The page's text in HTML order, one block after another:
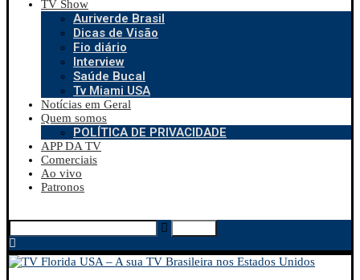
TV Show
Auriverde Brasil
Dicas de Visão
Fio diário
Interview
Saúde Bucal
Tv Miami USA
Notícias em Geral
Quem somos
POLÍTICA DE PRIVACIDADE
APP DA TV
Comerciais
Ao vivo
Patronos